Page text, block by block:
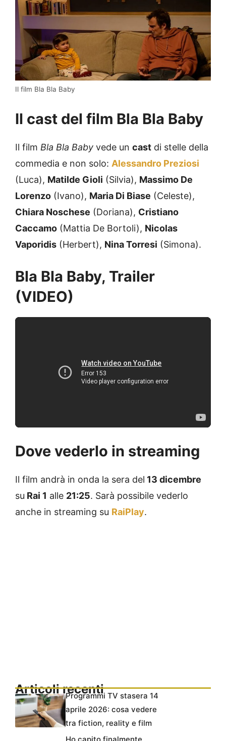
Il film Bla Bla Baby
Il cast del film Bla Bla Baby
Il film Bla Bla Baby vede un cast di stelle della
commedia e non solo: Alessandro Preziosi
(Luca), Matilde Gioli (Silvia), Massimo De
Lorenzo (Ivano), Maria Di Biase (Celeste),
Chiara Noschese (Doriana), Cristiano
Caccamo (Mattia De Bortoli), Nicolas
Vaporidis (Herbert), Nina Torresi (Simona).
Bla Bla Baby, Trailer
(VIDEO)
Dove vederlo in streaming
Il film andrà in onda la sera del 13 dicembre
su Rai 1 alle 21:25. Sarà possibile vederlo
anche in streaming su RaiPlay.
Articoli recentiProgrammi TV stasera 14
aprile 2026: cosa vedere
tra fiction, reality e film